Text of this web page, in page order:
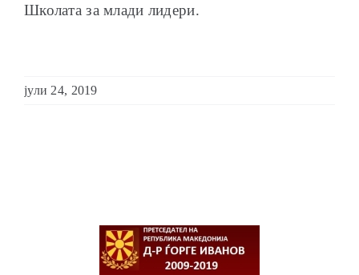
Школата за млади лидери.
јули 24, 2019